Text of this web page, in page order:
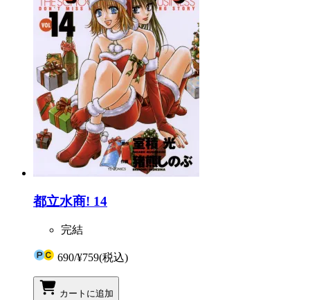
都立水商! 14
完結
690/¥759(税込)
カートに追加